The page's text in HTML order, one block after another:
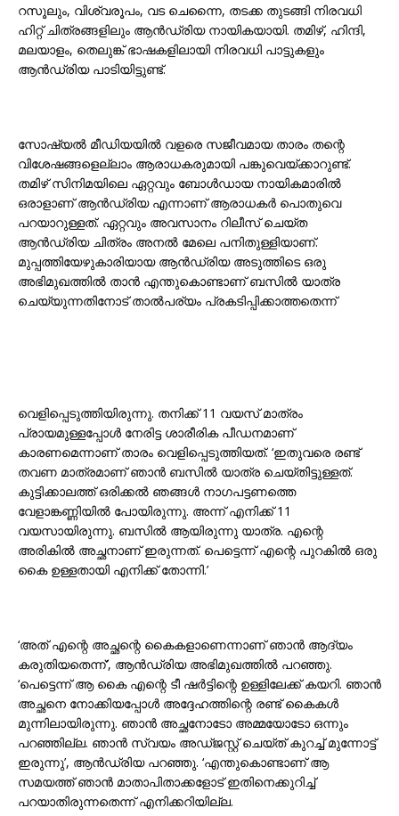
റസൂലും, വിശ്വരൂപം, വട ചെന്നൈ, തടക്ക തുടങ്ങി നിരവധി
ഹിറ്റ്‌ ചിത്രങ്ങളിലും ആൻഡ്രിയ നായികയായി. തമിഴ്, ഹിന്ദി,
മലയാളം, തെലുങ്ക് ഭാഷകളിലായി നിരവധി പാട്ടുകളും
ആൻഡ്രിയ പാടിയിട്ടുണ്ട്.
സോഷ്യൽ മീഡിയയിൽ വളരെ സജീവമായ താരം തന്റെ
വിശേഷങ്ങളെല്ലാം ആരാധകരുമായി പങ്കുവെയ്ക്കാറുണ്ട്.
തമിഴ് സിനിമയിലെ ഏറ്റവും ബോൾഡായ നായികമാരിൽ
ഒരാളാണ് ആൻഡ്രിയ എന്നാണ് ആരാധകർ പൊതുവെ
പറയാറുള്ളത്. ഏറ്റവും അവസാനം റിലീസ് ചെയ്ത
ആൻഡ്രിയ ചിത്രം അനൽ മേലെ പനിതുള്ളിയാണ്.
മുപ്പത്തിയേഴുകാരിയായ ആൻഡ്രിയ അടുത്തിടെ ഒരു
അഭിമുഖത്തിൽ താൻ എന്തുകൊണ്ടാണ് ബസിൽ യാത്ര
ചെയ്യുന്നതിനോട് താൽപര്യം പ്രകടിപ്പിക്കാത്തതെന്ന്
വെളിപ്പെടുത്തിയിരുന്നു. തനിക്ക് 11 വയസ് മാത്രം
പ്രായമുള്ളപ്പോൾ നേരിട്ട ശാരീരിക പീഡനമാണ്
കാരണമെന്നാണ് താരം വെളിപ്പെടുത്തിയത്. ‘ഇതുവരെ രണ്ട്
തവണ മാത്രമാണ് ഞാൻ ബസിൽ യാത്ര ചെയ്തിട്ടുള്ളത്.
കുട്ടിക്കാലത്ത് ഒരിക്കൽ ഞങ്ങൾ നാഗപട്ടണത്തെ
വേളാങ്കണ്ണിയിൽ പോയിരുന്നു. അന്ന് എനിക്ക് 11
വയസായിരുന്നു. ബസിൽ‌ ആയിരുന്നു യാത്ര. എന്റെ
അരികിൽ അച്ഛനാണ് ഇരുന്നത്. പെട്ടെന്ന് എന്റെ പുറകിൽ ഒരു
കൈ ഉള്ളതായി എനിക്ക് തോന്നി.’
‘അത് എന്റെ അച്ഛന്റെ കൈകളാണെന്നാണ് ഞാൻ ആദ്യം
കരുതിയതെന്ന്’, ആൻഡ്രിയ അഭിമുഖത്തിൽ പറഞ്ഞു.
‘പെട്ടെന്ന് ആ കൈ എന്റെ ടീ ഷർട്ടിന്റെ ഉള്ളിലേക്ക് കയറി. ഞാൻ
അച്ഛനെ നോക്കിയപ്പോൾ അദ്ദേഹത്തിന്റെ രണ്ട് കൈകൾ
മുന്നിലായിരുന്നു. ഞാൻ അച്ഛനോടോ അമ്മയോടോ ഒന്നും
പറഞ്ഞില്ല. ഞാൻ സ്വയം അഡ്ജസ്റ്റ് ചെയ്ത് കുറച്ച് മുന്നോട്ട്
ഇരുന്നു’, ആൻഡ്രിയ പറഞ്ഞു. ‘എന്തുകൊണ്ടാണ് ആ
സമയത്ത് ഞാൻ മാതാപിതാക്കളോട് ഇതിനെക്കുറിച്ച്
പറയാതിരുന്നതെന്ന് എനിക്കറിയില്ല.